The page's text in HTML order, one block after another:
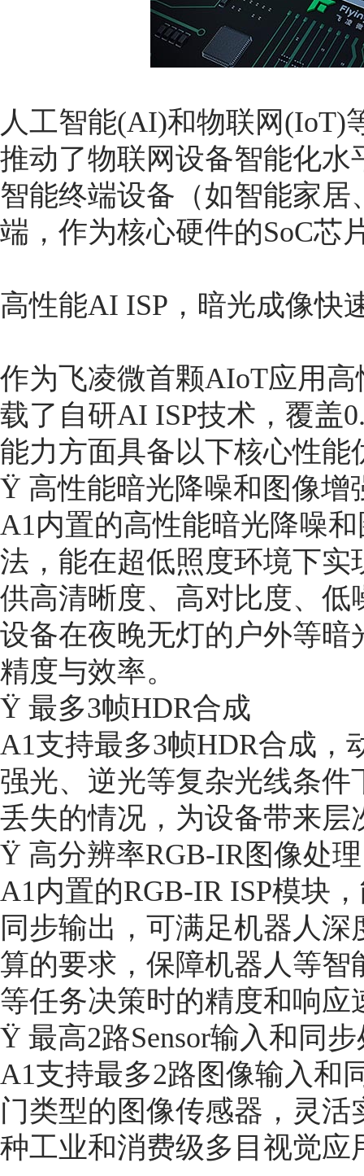
人工智能(AI)和物联网(IoT)
推动了物联网设备智能化
智能终端设备（如智能家
端，作为核心硬件的SoC芯
高性能AI ISP，暗光成像快
作为飞凌微首颗AIoT应用
载了自研AI ISP技术，覆盖
能力方面具备以下核心性能
Ÿ 高性能暗光降噪和图像增
A1内置的高性能暗光降噪
法，能在超低照度环境下
供高清晰度、高对比度、
设备在夜晚无灯的户外等
精度与效率。
Ÿ 最多3帧HDR合成
A1支持最多3帧HDR合成，
强光、逆光等复杂光线条
丢失的情况，为设备带来
Ÿ 高分辨率RGB-IR图像处理
A1内置的RGB-IR ISP模块
同步输出，可满足机器人
算的要求，保障机器人等
等任务决策时的精度和响应
Ÿ 最高2路Sensor输入和同
A1支持最多2路图像输入和
门类型的图像传感器，灵
种工业和消费级多目视觉应